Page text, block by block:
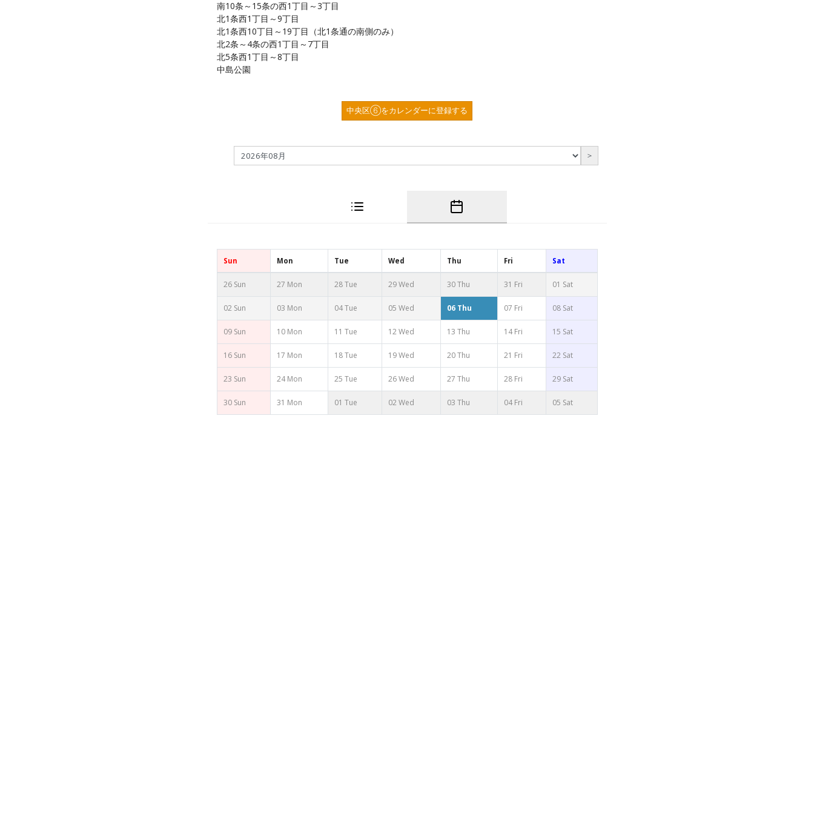
南10条～15条の西1丁目～3丁目
北1条西1丁目～9丁目
北1条西10丁目～19丁目（北1条通の南側のみ）
北2条～4条の西1丁目～7丁目
北5条西1丁目～8丁目
中島公園
中央区⑥をカレンダーに登録する
＞
Sun Mon Tue Wed Thu Fri Sat
26 Sun 27 Mon 28 Tue 29 Wed 30 Thu 31 Fri 01 Sat
02 Sun 03 Mon 04 Tue 05 Wed 06 Thu 07 Fri 08 Sat
09 Sun 10 Mon 11 Tue 12 Wed 13 Thu 14 Fri 15 Sat
16 Sun 17 Mon 18 Tue 19 Wed 20 Thu 21 Fri 22 Sat
23 Sun 24 Mon 25 Tue 26 Wed 27 Thu 28 Fri 29 Sat
30 Sun 31 Mon 01 Tue 02 Wed 03 Thu 04 Fri 05 Sat